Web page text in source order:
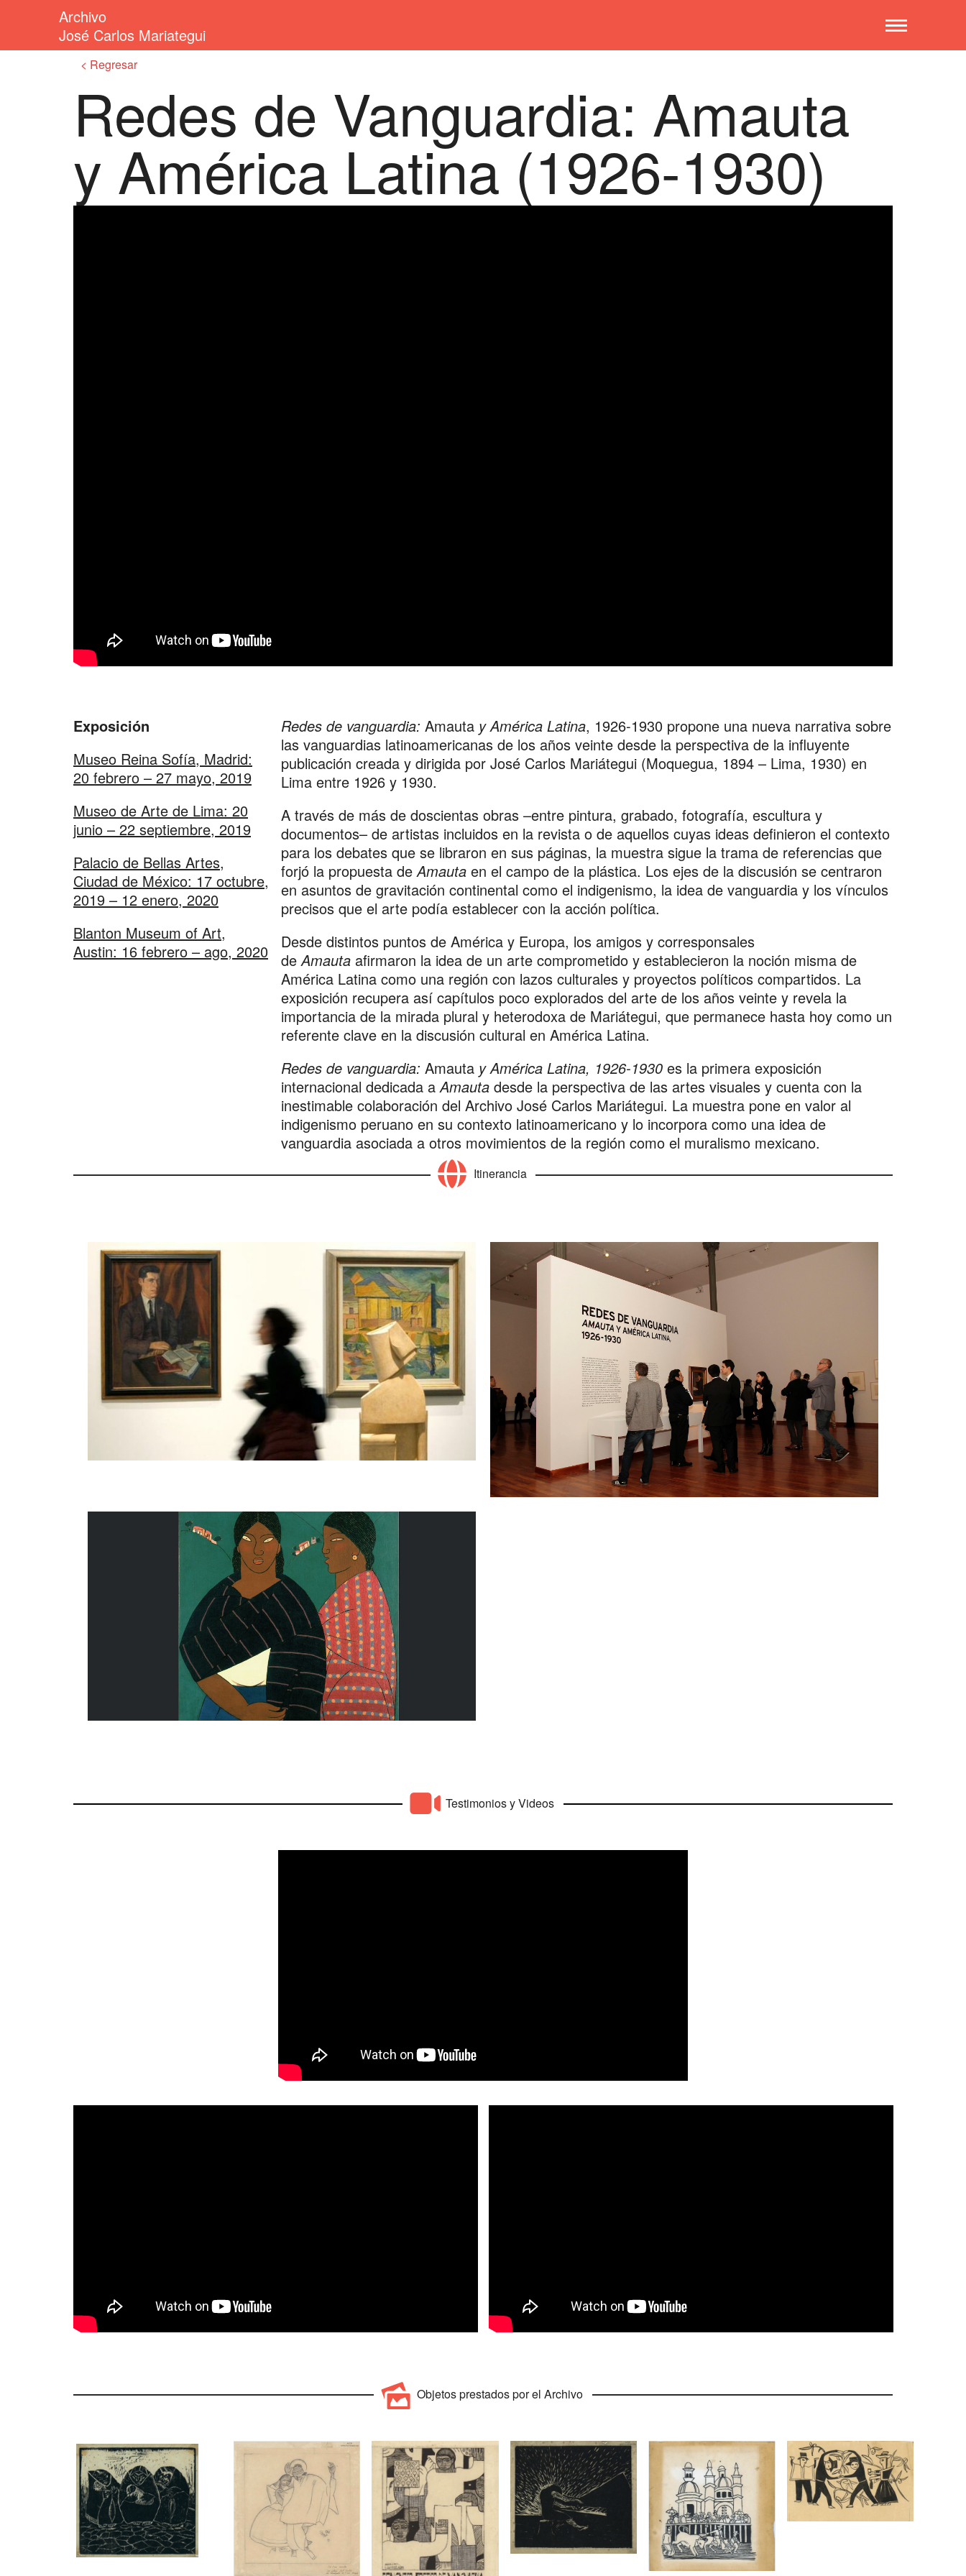
Archivo
José Carlos Mariategui
Regresar
Redes de Vanguardia: Amauta
y América Latina (1926-1930)
Exposición
Museo Reina Sofía, Madrid:
20 febrero – 27 mayo, 2019
Museo de Arte de Lima: 20
junio – 22 septiembre, 2019
Palacio de Bellas Artes,
Ciudad de México: 17 octubre,
2019 – 12 enero, 2020
Blanton Museum of Art,
Austin: 16 febrero – ago, 2020
Redes de vanguardia: Amautay América Latina, 1926-1930 propone una nueva narrativa sobre
las vanguardias latinoamericanas de los años veinte desde la perspectiva de la influyente
publicación creada y dirigida por José Carlos Mariátegui (Moquegua, 1894 – Lima, 1930) en
Lima entre 1926 y 1930.
A través de más de doscientas obras –entre pintura, grabado, fotografía, escultura y
documentos– de artistas incluidos en la revista o de aquellos cuyas ideas definieron el contexto
para los debates que se libraron en sus páginas, la muestra sigue la trama de referencias que
forjó la propuesta deAmautaen el campo de la plástica. Los ejes de la discusión se centraron
en asuntos de gravitación continental como el indigenismo, la idea de vanguardia y los vínculos
precisos que el arte podía establecer con la acción política.
Desde distintos puntos de América y Europa, los amigos y corresponsales
deAmautaafirmaron la idea de un arte comprometido y establecieron la noción misma de
América Latina como una región con lazos culturales y proyectos políticos compartidos. La
exposición recupera así capítulos poco explorados del arte de los años veinte y revela la
importancia de la mirada plural y heterodoxa de Mariátegui, que permanece hasta hoy como un
referente clave en la discusión cultural en América Latina.
Redes de vanguardia: Amauta y América Latina, 1926-1930es la primera exposición
internacional dedicada aAmautadesde la perspectiva de las artes visuales y cuenta con la
inestimable colaboración del Archivo José Carlos Mariátegui. La muestra pone en valor al
indigenismo peruano en su contexto latinoamericano y lo incorpora como una idea de
vanguardia asociada a otros movimientos de la región como el muralismo mexicano.
Itinerancia
Redes de Vanguardia: Madrid
El Museo Nacional Reina Sofía fue el punto de partida de la exposición "Redes de
Vanguardia. Amauta y América Latina". Inaugurada el 20 de febrero, la exposición
estuvo localizada en la sala Sabatini del museo y fue uno de los principales
referentes en el contexto de la feria ARCOMadrid 2019, donde Perú fue país
invitado. [...]
Redes de Vanguardia: Lima
Redes de vanguardia: Amauta y América Latina, 1926-1930 propone una nueva
narrativa sobre las vanguardias latinoamericanas de los años veinte desde la
perspectiva de la influyente publicación creada y dirigida por José Carlos
Mariátegui (Moquegua, 1894 – Lima, 1930) en Lima entre 1926 y 1930. A través de
más de doscientas obras –entre pintura, grabado, fotografía, escultura [...]
Redes de Vanguardia: Ciudad de México
Después de itinerar al Museo Nacional Centro de Arte Reina Sofía, España y al
Museo de Arte de Lima, Perú, esta exposición se presenta en México en el Museo
del Palacio de Bellas Artes. La muestra gira en torno a Amauta, una de las revistas
más influyentes del siglo XX. Fundada y dirigida por José Carlos [...]
Testimonios y Videos
Objetos prestados por el Archivo